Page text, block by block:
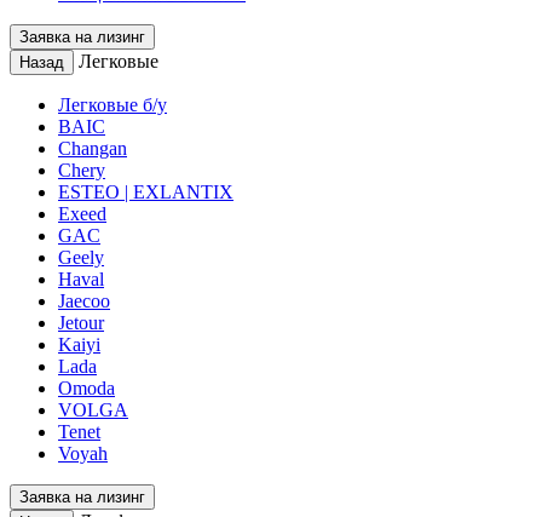
Заявка на лизинг
Назад
Легковые
Легковые б/у
BAIC
Changan
Chery
ESTEO | EXLANTIX
Exeed
GAC
Geely
Haval
Jaecoo
Jetour
Kaiyi
Lada
Omoda
VOLGA
Tenet
Voyah
Заявка на лизинг